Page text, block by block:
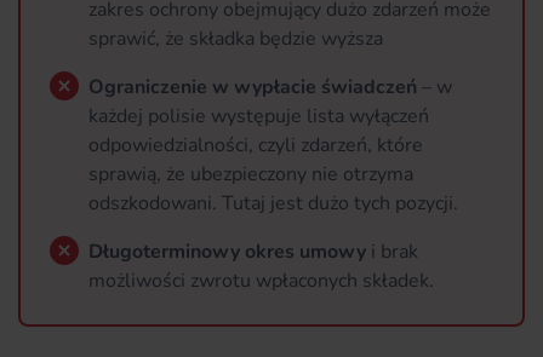
zakres ochrony obejmujący dużo zdarzeń może
sprawić, że składka będzie wyższa
Ograniczenie w wypłacie świadczeń – w
każdej polisie występuje lista wyłączeń
odpowiedzialności, czyli zdarzeń, które
sprawią, że ubezpieczony nie otrzyma
odszkodowani. Tutaj jest dużo tych pozycji.
Długoterminowy okres umowy i brak
możliwości zwrotu wpłaconych składek.